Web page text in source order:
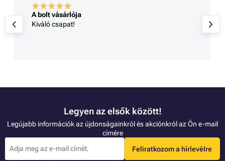
A bolt vásárlója
Kiváló csapat!
Legyen az elsők között!
Legújabb információk az újdonságainkról és akciónkról az Ön e-mail
címére
Feliratkozom a hírlevélre